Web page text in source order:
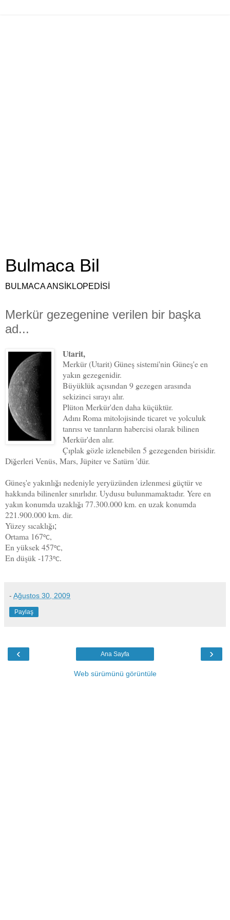
Bulmaca Bil
BULMACA ANSİKLOPEDİSİ
Merkür gezegenine verilen bir başka
ad...
Utarit,
Merkür (Utarit) Güneş sistemi'nin Güneş'e en
yakın gezegenidir.
Büyüklük açısından 9 gezegen arasında
sekizinci sırayı alır.
Plüton Merkür'den daha küçüktür.
Adını Roma mitolojisinde ticaret ve yolculuk
tanrısı ve tanrıların habercisi olarak bilinen
Merkür'den alır.
Çıplak gözle izlenebilen 5 gezegenden birisidir.
Diğerleri Venüs, Mars, Jüpiter ve Satürn 'dür.
Güneş'e yakınlığı nedeniyle yeryüzünden izlenmesi güçtür ve
hakkında bilinenler sınırlıdır. Uydusu bulunmamaktadır. Yere en
yakın konumda uzaklığı 77.300.000 km. en uzak konumda
221.900.000 km. dir.
Yüzey sıcaklığı;
Ortama 167°C,
En yüksek 457°C,
En düşük -173°C.
- Ağustos 30, 2009
Paylaş
‹ ›
Ana Sayfa
Web sürümünü görüntüle